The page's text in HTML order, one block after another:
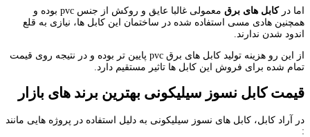
اما درکابل های برق
معمولی غالبا عایق و روکش از جنس pvc بوده و
همچنین هادی مسی استفاده شده در ساختمان این کابل ها، نیازی به قلع
اندود شدن ندارند.
از این رو هزینه تولید کابل های برق pvc پایین تر بوده و در نتیجه روی قیمت
تمام شده برای فروش این کابل ها تاثیر مستقیم دارد.
قیمت کابل نسوز سیلیکونی بهترین برند های بازار
در آراد کابل، کابل های نسوز سیلیکونی به دلیل استفاده در پروژه هایی مانند
: